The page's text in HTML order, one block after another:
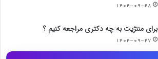
۱۴۰۴-۰۹-۲۸
برای مننژیت به چه دکتری مراجعه کنیم ؟
۱۴۰۴-۰۹-۲۷